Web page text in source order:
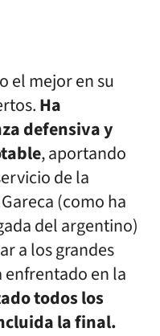
el mejor en su
Ha
defensiva y
, aportando
de la
(como ha
del argentino)
a los grandes
enfrentado en la
todos los
la final.